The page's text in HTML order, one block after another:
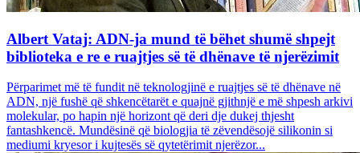
Albert Vataj: ADN-ja mund të bëhet shumë shpejt
biblioteka e re e ruajtjes së të dhënave të njerëzimit
Përparimet më të fundit në teknologjinë e ruajtjes së të dhënave në
ADN, një fushë që shkencëtarët e quajnë gjithnjë e më shpesh arkivi
molekular, po hapin një horizont që deri dje dukej thjesht
fantashkencë. Mundësinë që biologjia të zëvendësojë silikonin si
mediumi kryesor i kujtesës së qytetërimit njerëzor...